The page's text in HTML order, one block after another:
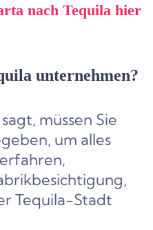
nach Tequila hier
unternehmen?
müssen Sie
um alles
Tequila-Stadt